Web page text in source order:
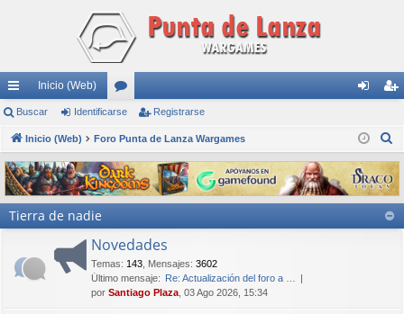
nl
ac
es
rá
pi
Inicio (Web)
or
os nti
fic
ar
ist
ra
rs
e
Buscar Identificarse Registrarse
Inicio (Web) Foro Punta de Lanza Wargames
s
c
Tierra de nadie
Novedades
Temas: 143 Mensajes: 3602
Último mensaje: Re: Actualización del foro a …
por Santiago Plaza , 03 Ago 2026, 15:34